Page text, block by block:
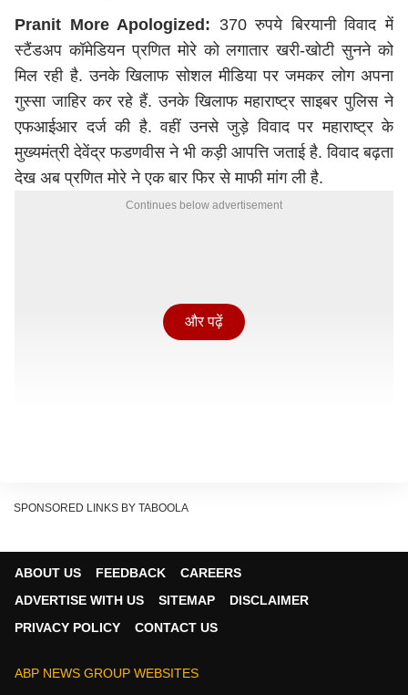
Pranit More Apologized: 370 रुपये बिरयानी विवाद में
स्टैंडअप कॉमेडियन प्रणित मोरे को लगातार खरी-खोटी सुनने को
मिल रही है. उनके खिलाफ सोशल मीडिया पर जमकर लोग अपना
गुस्सा जाहिर कर रहे हैं. उनके खिलाफ महाराष्ट्र साइबर पुलिस ने
एफआईआर दर्ज की है. वहीं उनसे जुड़े विवाद पर महाराष्ट्र के
मुख्यमंत्री देवेंद्र फडणवीस ने भी कड़ी आपत्ति जताई है. विवाद बढ़ता
देख अब प्रणित मोरे ने एक बार फिर से माफी मांग ली है.
Continues below advertisement
महिला फ्रेंड को लेकर आपत्तिजनक बातें कही थीं. इसके बाद प्रणित
और पढ़ें
SPONSORED LINKS BY TABOOLA
ABOUT US FEEDBACK
CAREERS
ADVERTISE WITH US
SITEMAP
DISCLAIMER
PRIVACY POLICY
CONTACT US
ABP NEWS GROUP WEBSITES